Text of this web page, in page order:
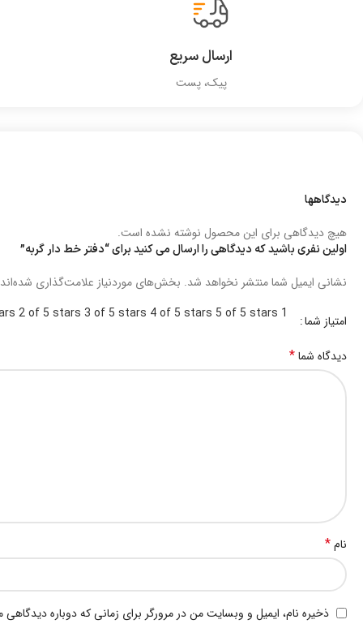
ارسال سریع
پیک، پست
دیدگاهها
هیچ دیدگاهی برای این محصول نوشته نشده است.
اولین نفری باشید که دیدگاهی را ارسال می کنید برای “دفتر خط دار گربه”
نشانی ایمیل شما منتشر نخواهد شد. بخش‌های موردنیاز علامت‌گذاری
امتیاز شما 1 of 5 stars
2 of 5 stars 3 of 5 stars 4 of 5 stars 5 of 5 stars
دیدگاه شما*
نام*
ذخیره نام، ایمیل و وبسایت من در مرورگر برای زمانی که دوباره